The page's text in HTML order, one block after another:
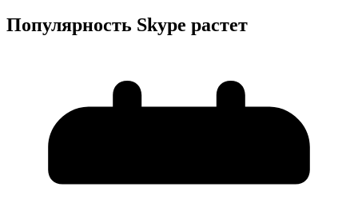
Популярность Skype растет